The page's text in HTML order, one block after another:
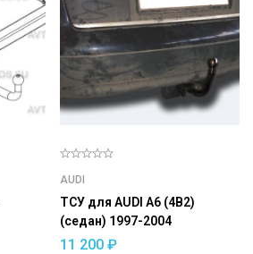
AUDI
ТСУ для AUDI A6 (4B2)
(седан) 1997-2004
11 200 ₽